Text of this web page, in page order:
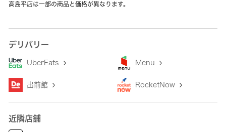
高島平店は一部の商品と価格が異なります。
デリバリー
UberEats Menu
出前館 RocketNow
近隣店舗